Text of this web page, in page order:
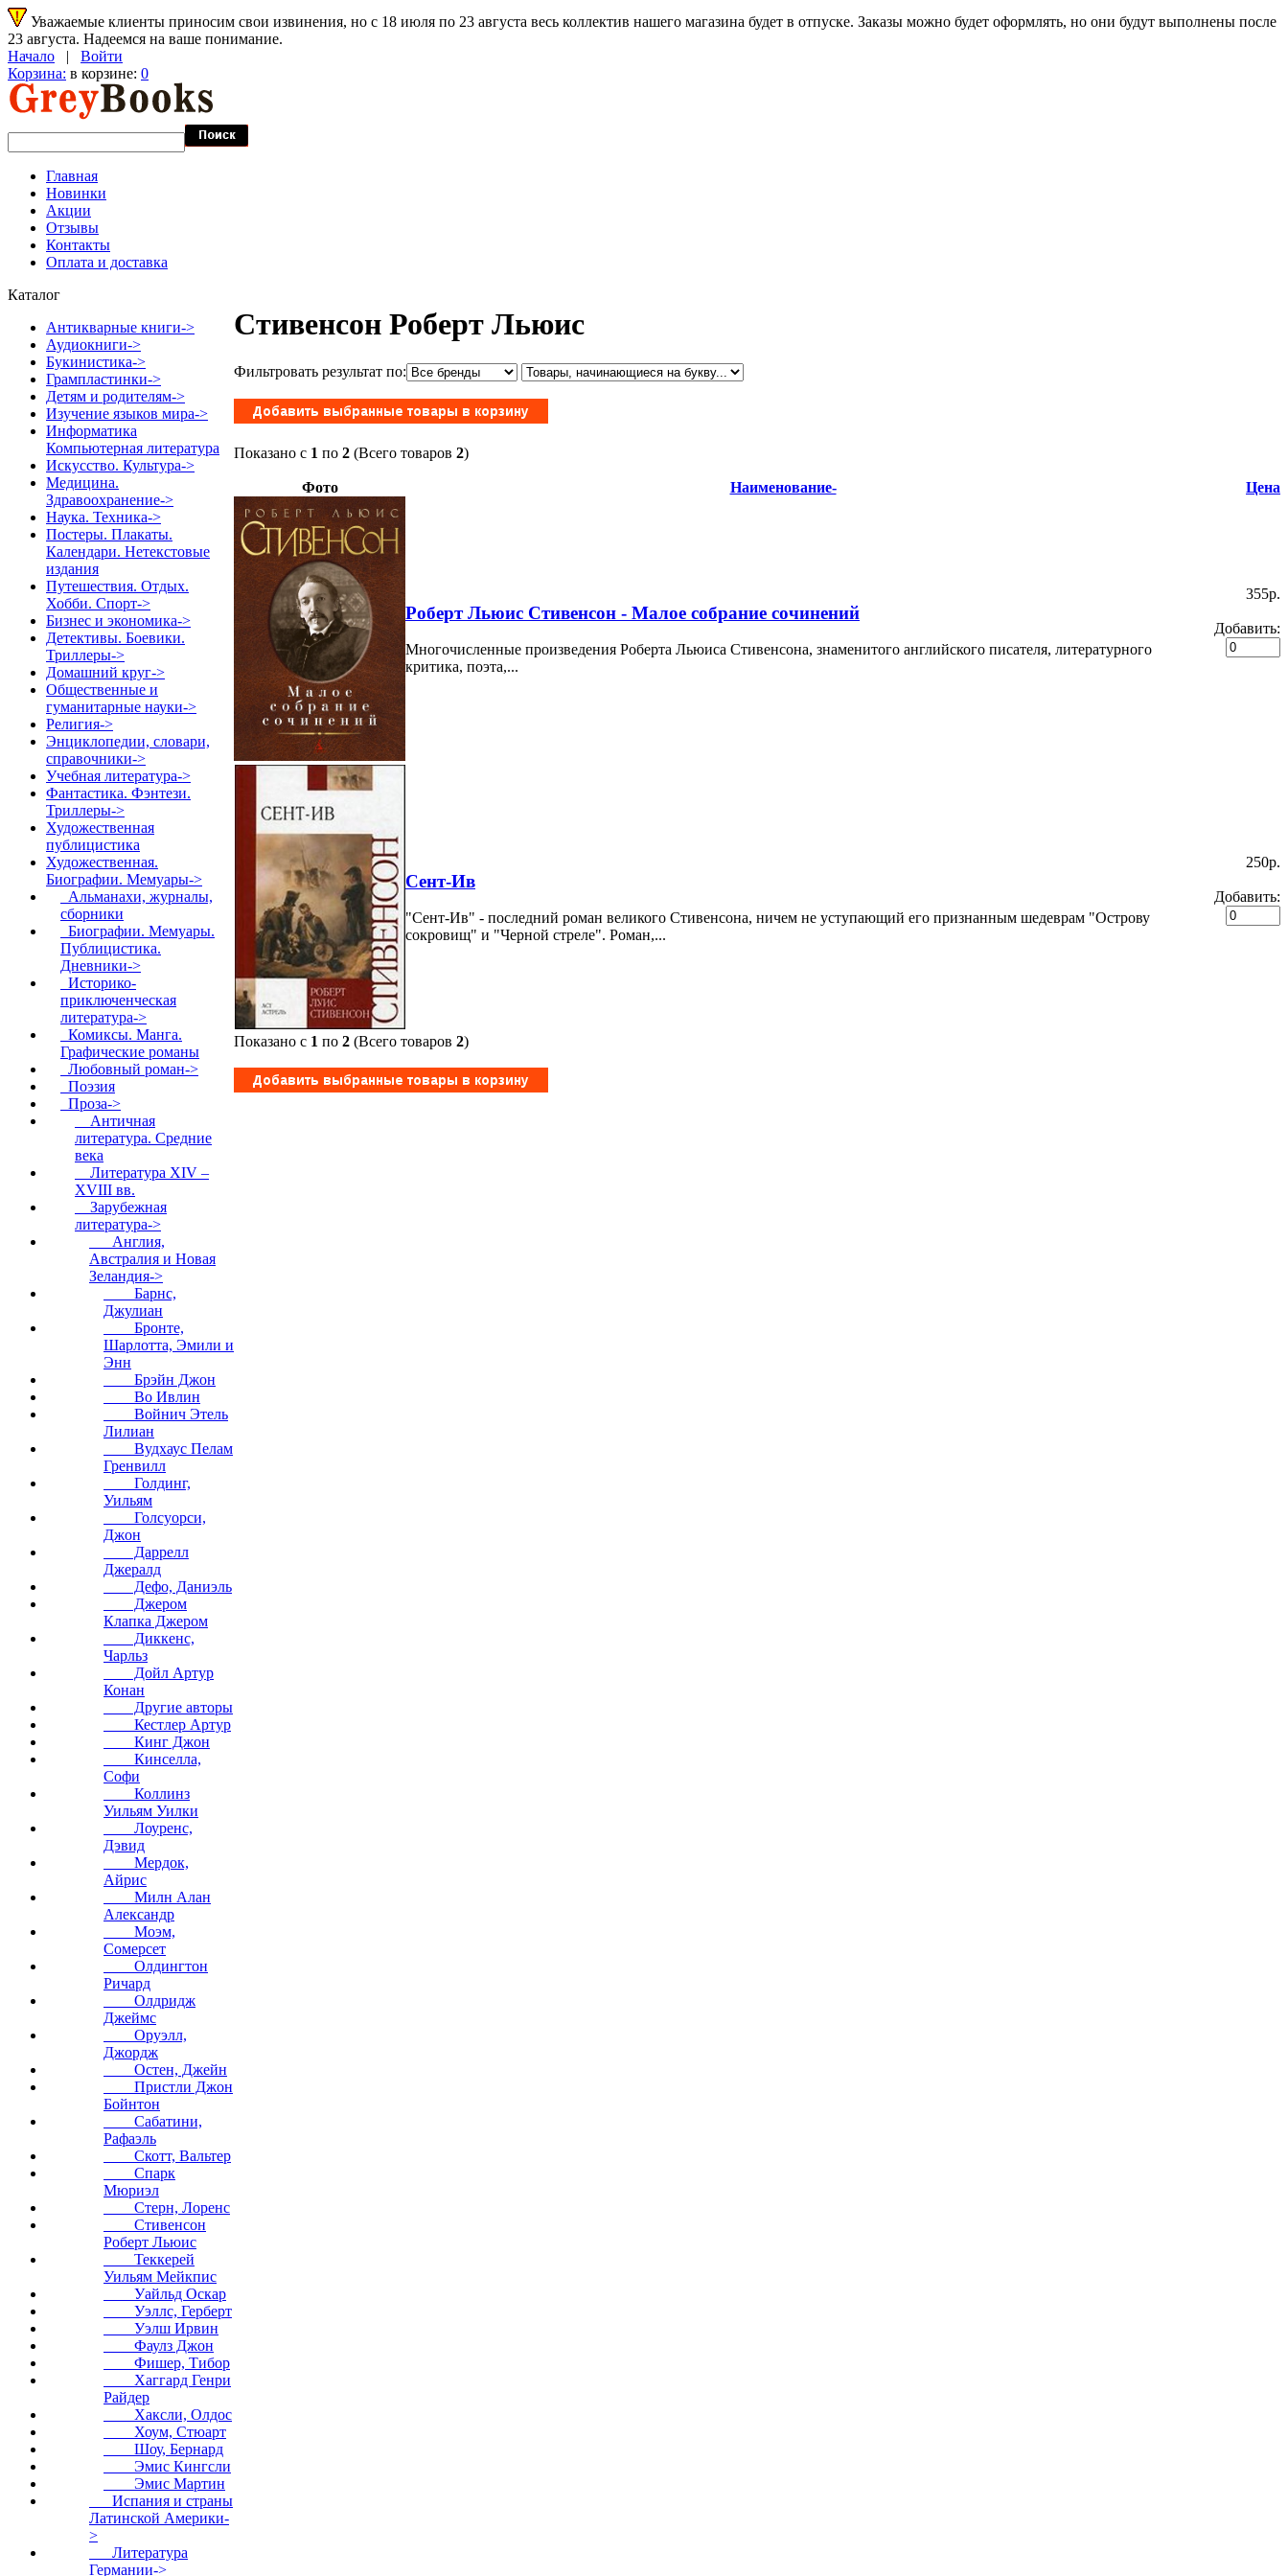
Уважаемые клиенты приносим свои извинения, но с 18 июля по 23 августа весь коллектив нашего магазина будет в отпуске. Заказы можно будет оформлять, но они будут выполнены после
23 августа. Надеемся на ваше понимание.
Начало | Войти
Корзина: в корзине: 0
Главная
Новинки
Акции
Отзывы
Контакты
Оплата и доставка
Каталог
Антикварные книги->
Аудиокниги->
Букинистика->
Грампластинки->
Детям и родителям->
Изучение языков мира->
Информатика
Компьютерная литература
Искусство. Культура->
Медицина.
Здравоохранение->
Наука. Техника->
Постеры. Плакаты.
Календари. Нетекстовые
издания
Путешествия. Отдых.
Хобби. Спорт->
Бизнес и экономика->
Детективы. Боевики.
Триллеры->
Домашний круг->
Общественные и
гуманитарные науки->
Религия->
Энциклопедии, словари,
справочники->
Учебная литература->
Фантастика. Фэнтези.
Триллеры->
Художественная
публицистика
Художественная.
Биографии. Мемуары->
Альманахи, журналы,
сборники
Биографии. Мемуары.
Публицистика.
Дневники->
Историко-
приключенческая
литература->
Комиксы. Манга.
Графические романы
Любовный роман->
Поэзия
Проза->
Античная
литература. Средние
века
Литература XIV –
XVIII вв.
Зарубежная
литература->
Англия,
Австралия и Новая
Зеландия->
Барнс,
Джулиан
Бронте,
Шарлотта, Эмили и
Энн
Брэйн Джон
Во Ивлин
Войнич Этель
Лилиан
Вудхаус Пелам
Гренвилл
Голдинг,
Уильям
Голсуорси,
Джон
Даррелл
Джералд
Дефо, Даниэль
Джером
Клапка Джером
Диккенс,
Чарльз
Дойл Артур
Конан
Другие авторы
Кестлер Артур
Кинг Джон
Кинселла,
Софи
Коллинз
Уильям Уилки
Лоуренс,
Дэвид
Мердок,
Айрис
Милн Алан
Александр
Моэм,
Сомерсет
Олдингтон
Ричард
Олдридж
Джеймс
Оруэлл,
Джордж
Остен, Джейн
Пристли Джон
Бойнтон
Сабатини,
Рафаэль
Скотт, Вальтер
Спарк
Мюриэл
Стерн, Лоренс
Стивенсон
Роберт Льюис
Теккерей
Уильям Мейкпис
Уайльд Оскар
Уэллс, Герберт
Уэлш Ирвин
Фаулз Джон
Фишер, Тибор
Хаггард Генри
Райдер
Хаксли, Олдос
Хоум, Стюарт
Шоу, Бернард
Эмис Кингсли
Эмис Мартин
Испания и страны
Латинской Америки-
>
Литература
Германии->
Стивенсон Роберт Льюис
Фильтровать результат по:
Показано с 1 по 2 (Всего товаров 2)
Фото Наименование- Цена
Роберт Льюис Стивенсон - Малое собрание сочинений
Многочисленные произведения Роберта Льюиса Стивенсона, знаменитого английского писателя, литературного
критика, поэта,...
355p.
Добавить:
Сент-Ив
"Сент-Ив" - последний роман великого Стивенсона, ничем не уступающий его признанным шедеврам "Острову
сокровищ" и "Черной стреле". Роман,...
250p.
Добавить:
Показано с 1 по 2 (Всего товаров 2)